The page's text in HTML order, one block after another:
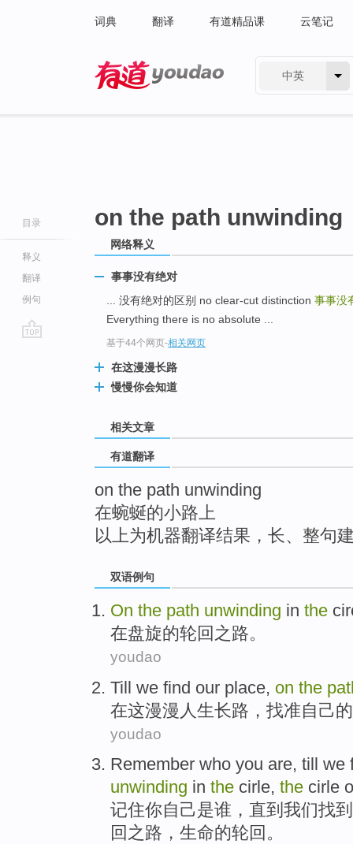
词典 翻译 有道精品课 云笔记
中英
目录
释义
翻译
例句
on the path unwinding
网络释义
事事没有绝对
... 没有绝对的区别 no clear-cut distinction 事事没
Everything there is no absolute ...
基于44个网页-相关网页
在这漫漫长路
慢慢你会知道
相关文章
有道翻译
on the path unwinding
在蜿蜒的小路上
以上为机器翻译结果，长、整句
双语例句
On the path unwinding in the
在盘旋的轮回 之路。
youdao
Till we find our place, on the
在这漫漫人生长路 ， 找准自己的
youdao
Remember who you are, till we
unwinding in the cirle, the cirle
记住你自己是谁 ， 直到 我们找到
回 之路 ， 生命的轮回。